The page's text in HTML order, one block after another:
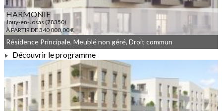
HARMONIE
Jouy-en-Josas (78350)
À PARTIR DE 340 000,00 €
À PARTIR DE 340 000,00 €
Résidence Principale, Meublé non géré, Droit commun
Découvrir le programme